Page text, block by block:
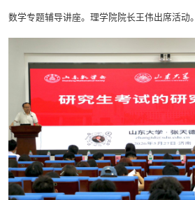
数学专题辅导讲座。理学院院长王伟出席活动。